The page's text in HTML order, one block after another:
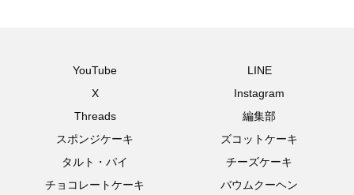
YouTube
LINE
X
Instagram
Threads
編集部
スポンジケーキ
ズコットケーキ
タルト・パイ
チーズケーキ
チョコレートケーキ
バウムクーヘン